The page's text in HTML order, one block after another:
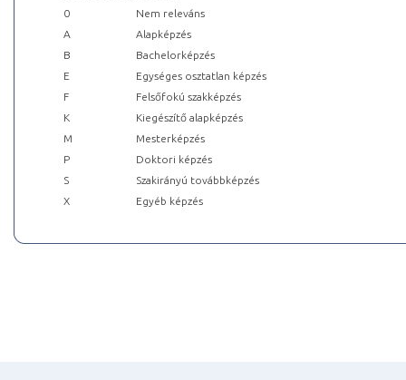
0
Nem releváns
A
Alapképzés
B
Bachelorképzés
E
Egységes osztatlan képzés
F
Felsőfokú szakképzés
K
Kiegészítő alapképzés
M
Mesterképzés
P
Doktori képzés
S
Szakirányú továbbképzés
X
Egyéb képzés